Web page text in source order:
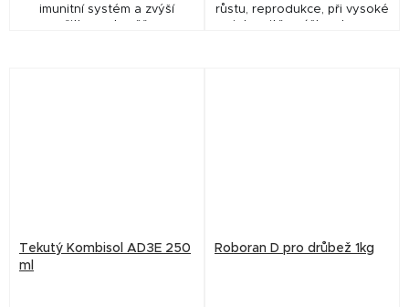
imunitní systém a zvýší
užitkovost zvěře.
růstu, reprodukce, při vysoké
intenzitě snášky, stresu
Tekutý Kombisol AD3E 250
ml
Roboran D pro drůbež 1kg